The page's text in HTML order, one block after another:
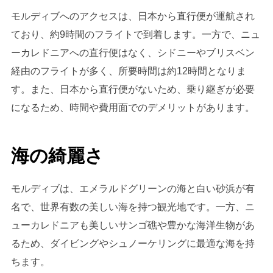
モルディブへのアクセスは、日本から直行便が運航され
ており、約9時間のフライトで到着します。一方で、ニュ
ーカレドニアへの直行便はなく、シドニーやブリスベン
経由のフライトが多く、所要時間は約12時間となりま
す。また、日本から直行便がないため、乗り継ぎが必要
になるため、時間や費用面でのデメリットがあります。
海の綺麗さ
モルディブは、エメラルドグリーンの海と白い砂浜が有
名で、世界有数の美しい海を持つ観光地です。一方、ニ
ューカレドニアも美しいサンゴ礁や豊かな海洋生物があ
るため、ダイビングやシュノーケリングに最適な海を持
ちます。